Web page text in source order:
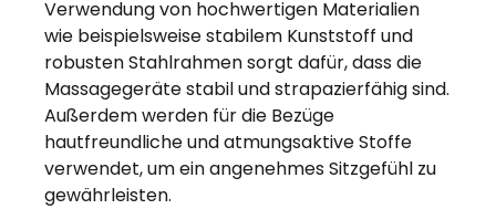
Verwendung von hochwertigen Materialien
wie beispielsweise stabilem Kunststoff und
robusten Stahlrahmen sorgt dafür, dass die
Massagegeräte stabil und strapazierfähig sind.
Außerdem werden für die Bezüge
hautfreundliche und atmungsaktive Stoffe
verwendet, um ein angenehmes Sitzgefühl zu
gewährleisten.